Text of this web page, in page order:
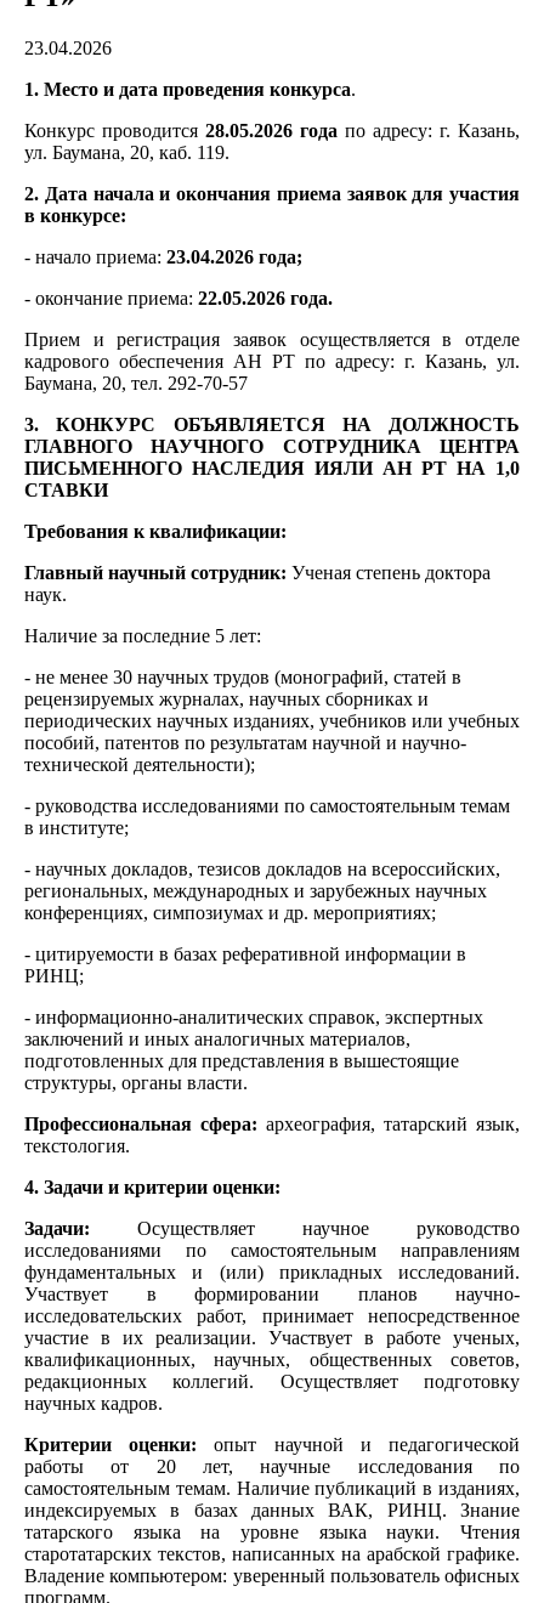
23.04.2026
1. Место и дата проведения конкурса.
Конкурс проводится 28.05.2026 года по адресу: г. Казань,
ул. Баумана, 20, каб. 119.
2. Дата начала и окончания приема заявок для участия
в конкурсе:
- начало приема: 23.04.2026 года;
- окончание приема: 22.05.2026 года.
Прием и регистрация заявок осуществляется в отделе
кадрового обеспечения АН РТ по адресу: г. Казань, ул.
Баумана, 20, тел. 292-70-57
3. КОНКУРС ОБЪЯВЛЯЕТСЯ НА ДОЛЖНОСТЬ
ГЛАВНОГО НАУЧНОГО СОТРУДНИКА ЦЕНТРА
ПИСЬМЕННОГО НАСЛЕДИЯ ИЯЛИ АН РТ НА 1,0
СТАВКИ
Требования к квалификации:
Главный научный сотрудник: Ученая степень доктора
наук.
Наличие за последние 5 лет:
- не менее 30 научных трудов (монографий, статей в
рецензируемых журналах, научных сборниках и
периодических научных изданиях, учебников или учебных
пособий, патентов по результатам научной и научно-
технической деятельности);
- руководства исследованиями по самостоятельным темам
в институте;
- научных докладов, тезисов докладов на всероссийских,
региональных, международных и зарубежных научных
конференциях, симпозиумах и др. мероприятиях;
- цитируемости в базах реферативной информации в
РИНЦ;
- информационно-аналитических справок, экспертных
заключений и иных аналогичных материалов,
подготовленных для представления в вышестоящие
структуры, органы власти.
Профессиональная сфера: археография, татарский язык,
текстология.
4. Задачи и критерии оценки:
Задачи: Осуществляет научное руководство
исследованиями по самостоятельным направлениям
фундаментальных и (или) прикладных исследований.
Участвует в формировании планов научно-
исследовательских работ, принимает непосредственное
участие в их реализации. Участвует в работе ученых,
квалификационных, научных, общественных советов,
редакционных коллегий. Осуществляет подготовку
научных кадров.
Критерии оценки: опыт научной и педагогической
работы от 20 лет, научные исследования по
самостоятельным темам. Наличие публикаций в изданиях,
индексируемых в базах данных ВАК, РИНЦ. Знание
татарского языка на уровне языка науки. Чтения
старотатарских текстов, написанных на арабской графике.
Владение компьютером: уверенный пользователь офисных
программ.